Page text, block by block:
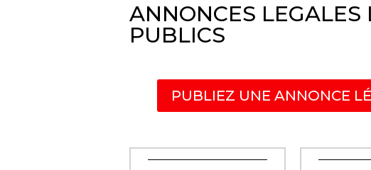
ANNONCES LEGALES
PUBLICS
PUBLIEZ UNE ANNONCE